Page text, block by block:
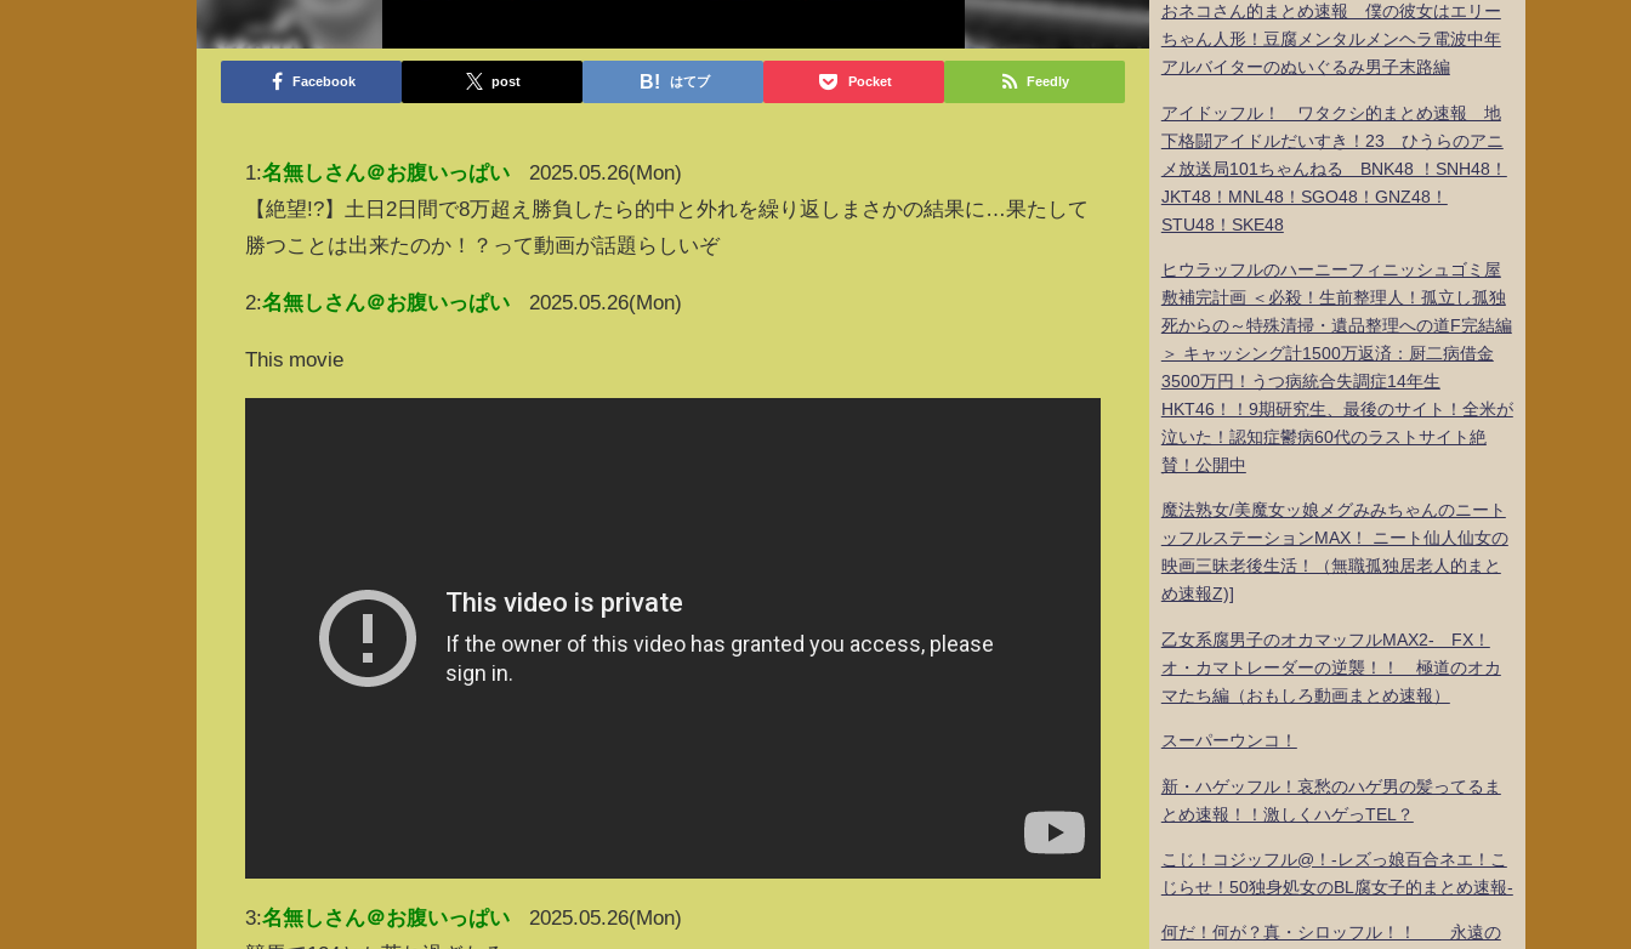
Facebook post はてブ Pocket Feedly
1:名無しさん＠お腹いっぱい
2025.05.26(Mon)
【絶望!?】土日2日間で8万超え勝負したら的中と外れを繰り返しまさかの結果に…果たして
勝つことは出来たのか！？って動画が話題らしいぞ
2:名無しさん＠お腹いっぱい 2025.05.26(Mon)
This movie
3:名無しさん＠お腹いっぱい
2025.05.26(Mon)
おネコさん的まとめ速報 僕の彼女はエリー
ちゃん人形！豆腐メンタルメンヘラ電波中年
アルバイターのぬいぐるみ男子末路編
アイドッフル！ ワタクシ的まとめ速報 地
下格闘アイドルだいすき！23 ひうらのアニ
メ放送局101ちゃんねる BNK48 ！SNH48！
JKT48！MNL48！SGO48！GNZ48！
STU48！SKE48
ヒウラッフルのハーニーフィニッシュゴミ屋
敷補完計画 ＜必殺！生前整理人！孤立し孤独
死からの～特殊清掃・遺品整理への道F完結編
＞ キャッシング計1500万返済：厨二病借金
3500万円！うつ病統合失調症14年生
HKT46！！9期研究生、最後のサイト！全米が
泣いた！認知症鬱病60代のラストサイト絶
賛！公開中
魔法熟女/美魔女ッ娘メグみみちゃんのニート
ッフルステーションMAX！ ニート仙人仙女の
映画三昧老後生活！（無職孤独居老人的まと
め速報Z)]
乙女系腐男子のオカマッフルMAX2- FX！
オ・カマトレーダーの逆襲！！ 極道のオカ
マたち編（おもしろ動画まとめ速報）
スーパーウンコ！
新・ハゲッフル！哀愁のハゲ男の髪ってるま
とめ速報！！激しくハゲっTEL？
こじ！コジッフル@！-レズっ娘百合ネエ！こ
じらせ！50独身処女のBL腐女子的まとめ速報-
何だ！何が？真・シロッフル！！ 永遠の